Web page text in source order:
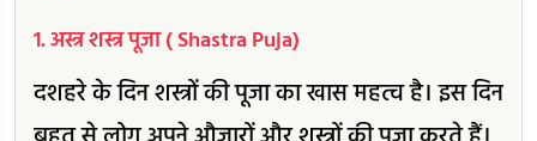
1. अस्त्र शस्त्र पूजा ( Shastra Puja)
दशहरे के दिन शस्त्रों की पूजा का खास महत्व है। इस दिन